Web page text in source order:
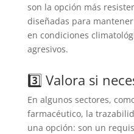
son la opción más
diseñadas para
en condiciones
agresivos.
3️⃣ Valora si
En algunos sectores,
farmacéutico, la
una opción: son un